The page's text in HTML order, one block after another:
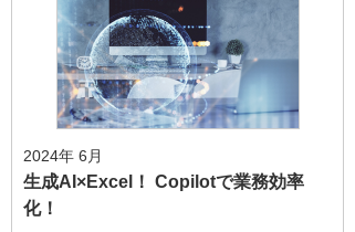
2024年 6月
生成AI×Excel！ Copilotで業務効率
化！